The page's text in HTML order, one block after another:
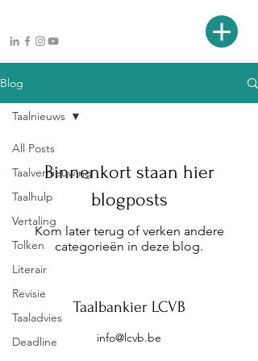
Blog
All Posts
Taalvernieuwing
Taalhulp
Vertaling
Tolken
Literair
Revisie
Taaladvies
Deadline
Taalnieuws
Binnenkort staan hier
blogposts
Kom later terug of verken andere
categorieën in deze blog.
Taalbankier LCVB
info@lcvb.be